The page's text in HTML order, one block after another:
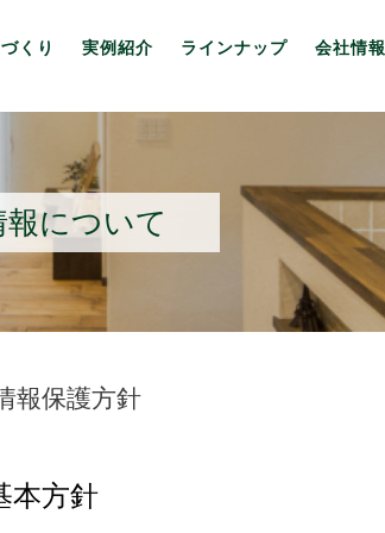
くり 実例紹介 ラインナップ 会社情報
報について
報保護方針
本方針